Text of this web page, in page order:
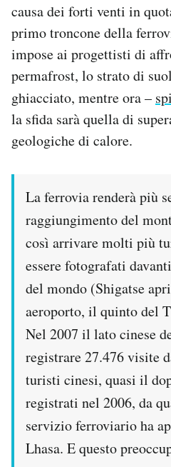
causa dei forti venti in
primo troncone della
impose ai progettisti di
permafrost, lo strato di
ghiacciato, mentre ora –
la sfida sarà quella di
geologiche di calore.
La ferrovia renderà più
raggiungimento del
così arrivare molti più
essere fotografati
del mondo (Shigatse
aeroporto, il quinto del
Nel 2007 il lato cinese
registrare 27.476 visite
turisti cinesi, quasi il
registrati nel 2006, da
servizio ferroviario ha
Lhasa. E questo